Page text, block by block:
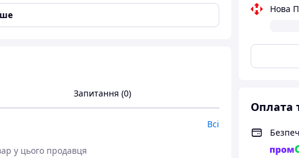
Нова
Оплата
Запитання (0)
Всі
у цього продавця